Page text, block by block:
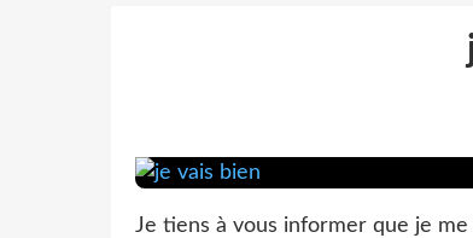
Je tiens à vous informer que je